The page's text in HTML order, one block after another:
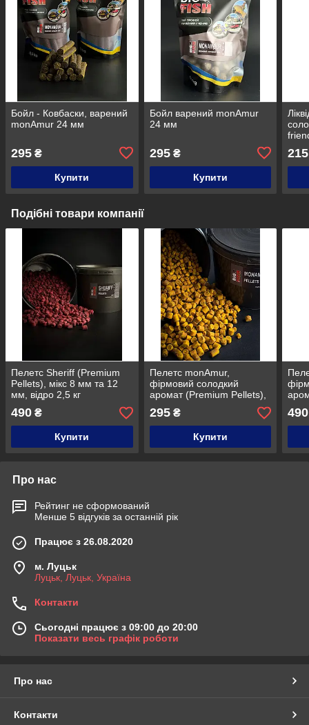
Бойл - Ковбаски, варений
monAmur 24 мм
295 ₴
Купити
Бойл варений monAmur
24 мм
295₴
Купити
215
Подібні товари компанії
Пелетс Sheriff (Premium
Pellets), мікс 8 мм та 12
мм, відро 2,5 кг
490 ₴
Купити
Пелетс monAmur,
фірмовий солодкий
аромат (Premium Pellets),
мікс 4 мм та 6 мм, відро
1,5 кг
295₴
Купити
2,5
490
Про нас
Рейтинг не сформований
Менше 5 відгуків за останній рік
Працює з 26.08.2020
м. Луцьк
Луцьк, Луцьк, Україна
Контакти
Сьогодні працює з 09:00 до 20:00
Показати весь графік роботи
Про нас
Контакти